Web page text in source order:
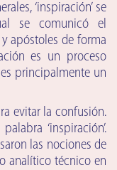
‘inspiración’ se
se comunicó el
apóstoles de forma
es un proceso
principalmente un
evitar la confusión.
‘inspiración’.
las nociones de
analítico técnico en